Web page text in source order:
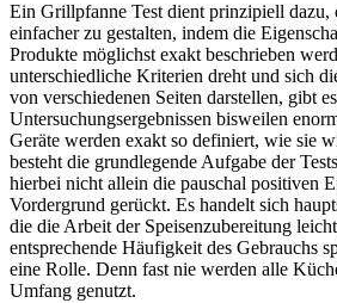
Ein Grillpfanne Test dient prinzipiell dazu,
einfacher zu gestalten, indem die
Produkte möglichst exakt beschrieben
unterschiedliche Kriterien dreht und sich
von verschiedenen Seiten darstellen, gibt
Untersuchungsergebnissen bisweilen
Geräte werden exakt so definiert, wie sie
besteht die grundlegende Aufgabe der
hierbei nicht allein die pauschal positiven
Vordergrund gerückt. Es handelt sich
die die Arbeit der Speisenzubereitung
entsprechende Häufigkeit des Gebrauchs
eine Rolle. Denn fast nie werden alle
Umfang genutzt.